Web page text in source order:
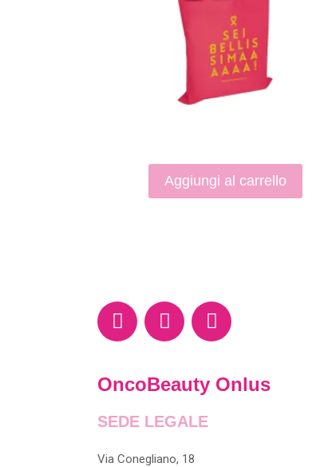
Aggiungi al carrello
F
a
b
o
o
k
Y
o
u
b
e
I
n
a
OncoBeauty Onlus
SEDE LEGALE
Via Conegliano, 18